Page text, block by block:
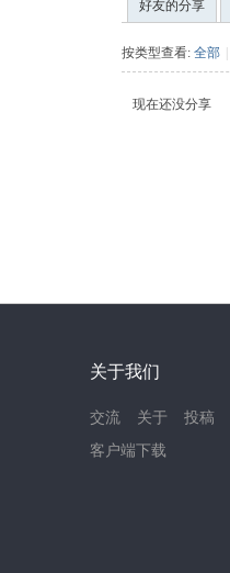
好友的分享
按类型查看: 全部 |
现在还没分享
关于我们
交流 关于
投稿
客户端下载